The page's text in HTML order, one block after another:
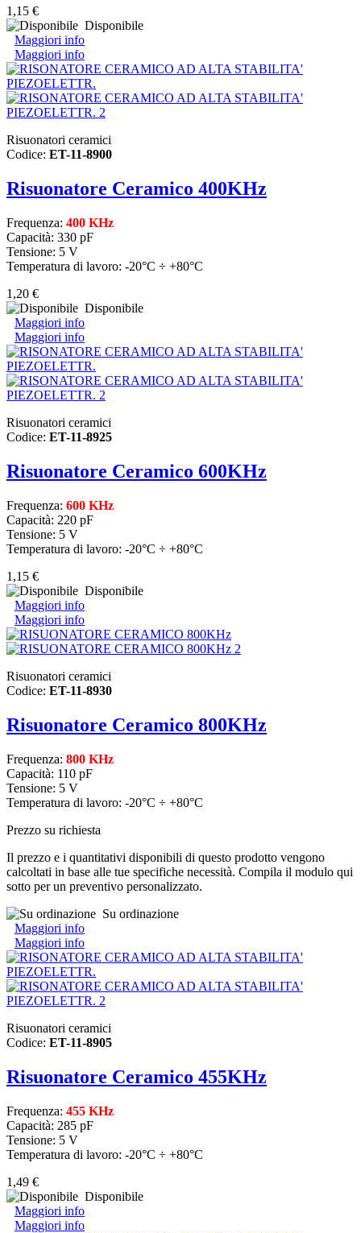
1,15 €
Disponibile
Maggiori info
Maggiori info
Risuonatori ceramici
Codice: ET-11-8900
Risuonatore Ceramico 400KHz
Frequenza: 400 KHz
Capacità: 330 pF
Tensione: 5 V
Temperatura di lavoro: -20°C ÷ +80°C
1,20 €
Disponibile
Maggiori info
Maggiori info
Risuonatori ceramici
Codice: ET-11-8925
Risuonatore Ceramico 600KHz
Frequenza: 600 KHz
Capacità: 220 pF
Tensione: 5 V
Temperatura di lavoro: -20°C ÷ +80°C
1,15 €
Disponibile
Maggiori info
Maggiori info
Risuonatori ceramici
Codice: ET-11-8930
Risuonatore Ceramico 800KHz
Frequenza: 800 KHz
Capacità: 110 pF
Tensione: 5 V
Temperatura di lavoro: -20°C ÷ +80°C
Prezzo su richiesta
Il prezzo e i quantitativi disponibili di questo prodotto vengono
calcoltati in base alle tue specifiche necessità. Compila il modulo qui
sotto per un preventivo personalizzato.
Su ordinazione
Maggiori info
Maggiori info
Risuonatori ceramici
Codice: ET-11-8905
Risuonatore Ceramico 455KHz
Frequenza: 455 KHz
Capacità: 285 pF
Tensione: 5 V
Temperatura di lavoro: -20°C ÷ +80°C
1,49 €
Disponibile
Maggiori info
Maggiori info